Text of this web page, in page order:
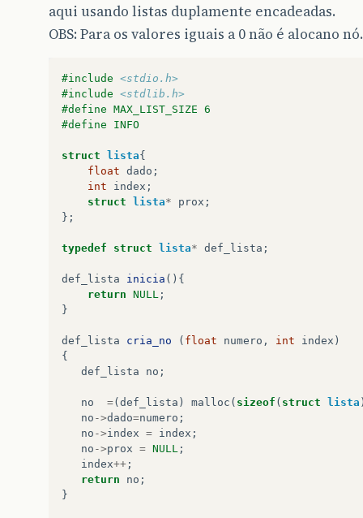
aqui usando listas duplamente encadeadas.
OBS: Para os valores iguais a 0 não é alocano nó.
#include <stdio.h>
#include <stdlib.h>
#define MAX_LIST_SIZE 6
#define INFO
struct lista{
float dado ;
int
index ;
struct lista* prox ;
};
typedef struct lista* def_lista ;
def_lista inicia (){
return NULL ;
}
def_lista cria_no ( float numero , int index )
{
def_lista
no ;
no =(def_lista ) malloc ( sizeof ( struct lista
no ->dado=numero ;
no ->index = index ;
no ->prox = NULL ;
index++ ;
return
no ;
}